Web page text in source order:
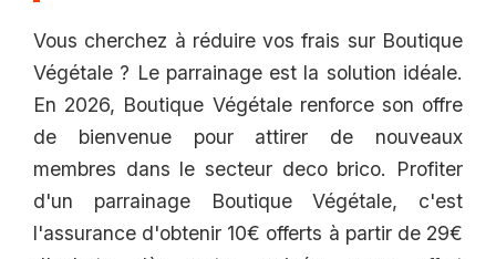
Vous cherchez à réduire vos frais sur Boutique
Végétale ? Le parrainage est la solution idéale.
En 2026, Boutique Végétale renforce son offre
de bienvenue pour attirer de nouveaux
membres dans le secteur deco brico. Profiter
d'un parrainage Boutique Végétale, c'est
l'assurance d'obtenir 10€ offerts à partir de 29€